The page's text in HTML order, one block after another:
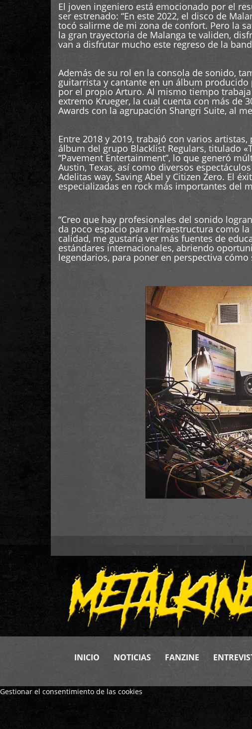
El joven ingeniero está emocionado por el
ser estrenado: “En este 2022, el disco de
tocó salirme de mi zona de confort. Pero la
la gran trayectoria de Malanga te validen,
van a disfrutar mucho este regreso de la
Además de su rol en la consola de sonido,
guitarrista y cantante en un álbum
por el propio Arturo. Al mismo tiempo
extremo Krueger, la cual cuenta con más de
Awards con la agrupación Shangri Suite, al
Entre 2018 y 2019, trabajó con varios
álbum del grupo Blacklist Regulars, titulado
“Pavement Entertainment”, lo que generó
Austin, Texas, así como diversos
Adelitas way, Saving Abel y Citizen Zero. El
especializadas en rock más importantes del
“Creo que hay profesionales del sonido
da poco espacio para infraestructura como
calidad, me gustaría ver más fuentes de
estándares internacionales, abriendo
legendarios, para poner en perspectiva
INICIO NOTICIAS FANZINE
Gestionar el consentimiento de las cookies